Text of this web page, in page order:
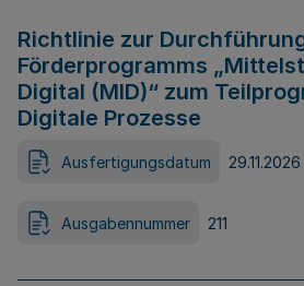
Richtlinie zur
Förderprogramms
Digital (MID)“ zum
Digitale Prozesse
Ausfertigungsdatum 29.11.2026
Ausgabennummer 211